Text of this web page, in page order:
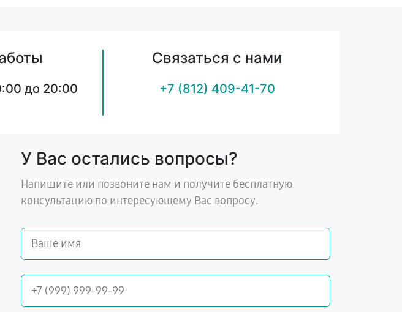
до 20:00
Связаться с нами
+7 (812) 409-41-70
У Вас остались вопросы?
Напишите или позвоните нам и получите бесплатную
консультацию по интересующему Вас вопросу.